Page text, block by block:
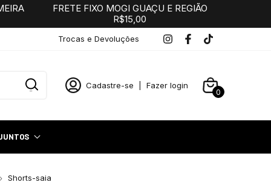
FRETE FIXO MOGI GUAÇU E REGIÃO
R$15,00
Trocas e Devoluções
Cadastre-se Fazer login
0
Shorts-saia